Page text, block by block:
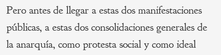
Pero antes de llegar a estas dos manifestaciones
públicas, a estas dos consolidaciones generales de
la anarquía, como protesta social y como ideal